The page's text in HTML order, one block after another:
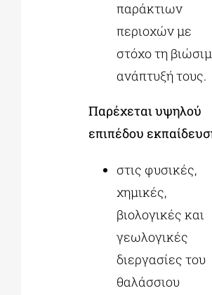
παράκτιων
περιοχών με
στόχο τη
ανάπτυξή τους.
Παρέχεται υψηλού
επιπέδου
στις φυσικές,
χημικές,
βιολογικές και
γεωλογικές
διεργασίες του
θαλάσσιου